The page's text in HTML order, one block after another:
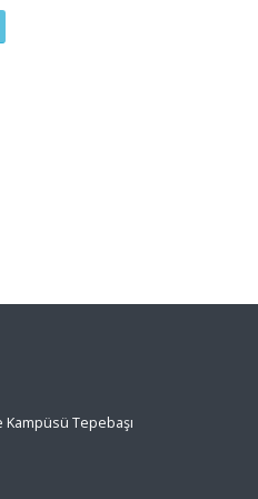
Tepebaşı